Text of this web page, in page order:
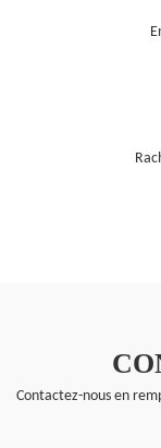
Contactez-nous en